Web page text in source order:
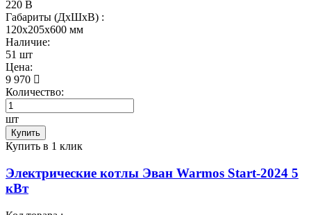
220 В
Габариты (ДхШхВ) :
120x205x600 мм
Наличие:
51 шт
Цена:
9 970
Количество:
шт
Купить
Купить в 1 клик
Электрические котлы Эван Warmos Start-2024 5
кВт